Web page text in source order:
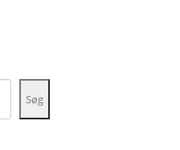
Søg